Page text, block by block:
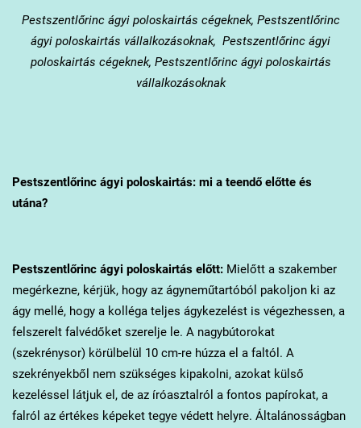
Pestszentlőrincágyi poloskairtás cégeknek, Pestszentlőrinc
ágyi poloskairtás vállalkozásoknak, Pestszentlőrinc ágyi
poloskairtás cégeknek, Pestszentlőrinc ágyi poloskairtás
vállalkozásoknak
Pestszentlőrincágyi poloskairtás: mi a teendő előtte és
utána?
Pestszentlőrincágyi poloskairtás előtt:Mielőtt a szakember
megérkezne, kérjük, hogy az ágyneműtartóból pakoljon ki az
ágy mellé, hogy a kolléga teljes ágykezelést is végezhessen, a
felszerelt falvédőket szerelje le. A nagybútorokat
(szekrénysor) körülbelül 10 cm-re húzza el a faltól. A
szekrényekből nem szükséges kipakolni, azokat külső
kezeléssel látjuk el, de az íróasztalról a fontos papírokat, a
falról az értékes képeket tegye védett helyre. Általánosságban